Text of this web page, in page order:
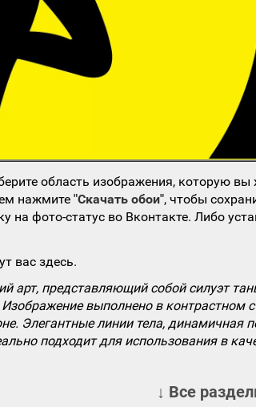
область изображения, которую вы
нажмите"Скачать обои", чтобы
на фото-статус во Вконтакте. Либо
вас здесь.
арт, представляющий собой силуэт
выполнено в
Элегантные линии тела, динамичная
подходит для использования в
↓ Все